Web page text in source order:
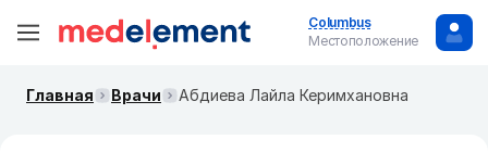
Columbus
Местоположение
Главная Врачи Абдиева Лайла Керимхановна